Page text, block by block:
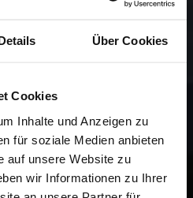
Über Cookies
Cookies
Inhalte und Anzeigen zu
für soziale Medien anbieten
auf unsere Website zu
wir Informationen zu Ihrer